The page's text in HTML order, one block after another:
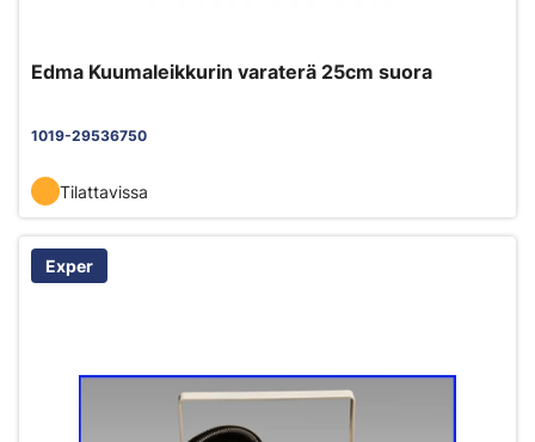
Edma Kuumaleikkurin varaterä 25cm suora
1019-29536750
Tilattavissa
Exper